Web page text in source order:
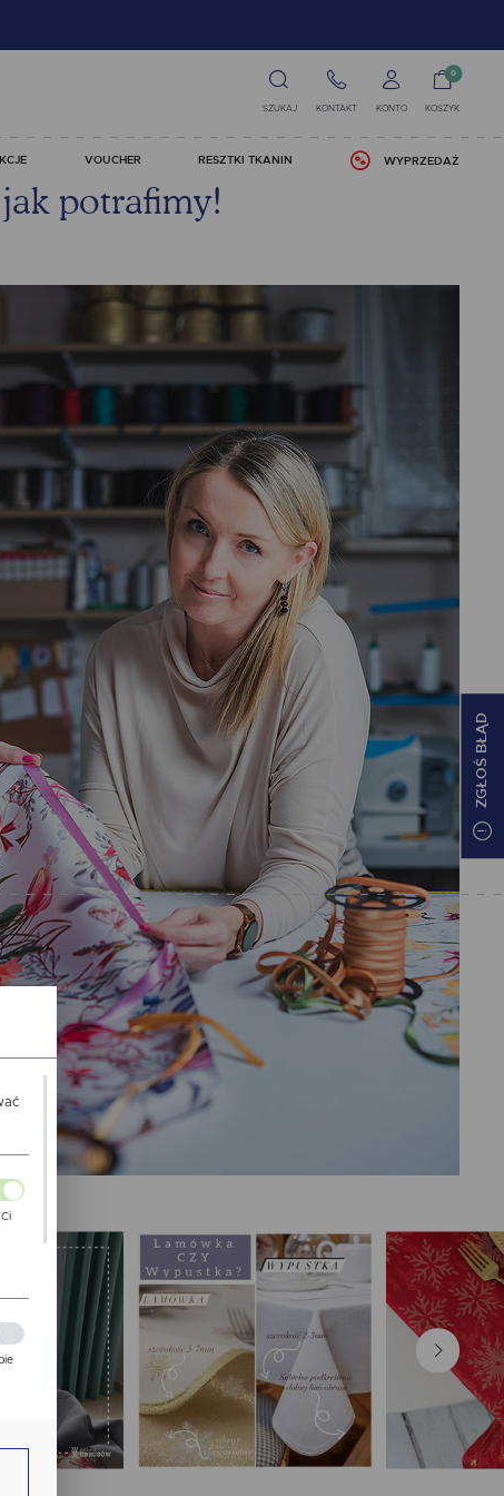
SZUKAJ KONTAKT KONTO
0
KOSZYK
VOUCHER RESZTKI TKANIN WYPRZEDAŻ
potrafimy!
ZGŁOŚ BŁĄD